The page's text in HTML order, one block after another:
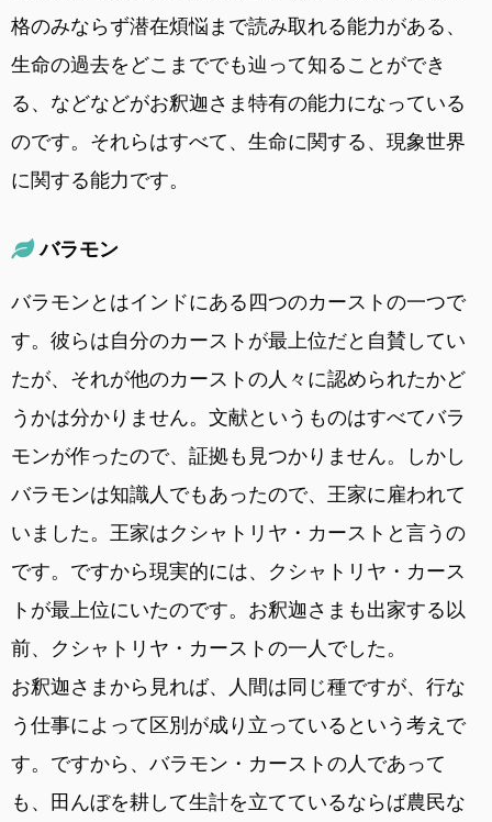
格のみならず潜在煩悩まで読み取れる能力がある、
生命の過去をどこまででも辿って知ることができ
る、などなどがお釈迦さま特有の能力になっている
のです。それらはすべて、生命に関する、現象世界
に関する能力です。
バラモン
バラモンとはインドにある四つのカーストの一つで
す。彼らは自分のカーストが最上位だと自賛してい
たが、それが他のカーストの人々に認められたかど
うかは分かりません。文献というものはすべてバラ
モンが作ったので、証拠も見つかりません。しかし
バラモンは知識人でもあったので、王家に雇われて
いました。王家はクシャトリヤ・カーストと言うの
です。ですから現実的には、クシャトリヤ・カース
トが最上位にいたのです。お釈迦さまも出家する以
前、クシャトリヤ・カーストの一人でした。
お釈迦さまから見れば、人間は同じ種ですが、行な
う仕事によって区別が成り立っているという考えで
す。ですから、バラモン・カーストの人であって
も、田んぼを耕して生計を立てているならば農民な